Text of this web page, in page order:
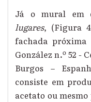
Já o mural em
lugares, (Figura
fachada
González n.º 52 -
Burgos –
consiste em
acetato ou